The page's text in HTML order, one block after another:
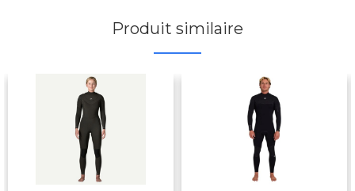
Produit similaire